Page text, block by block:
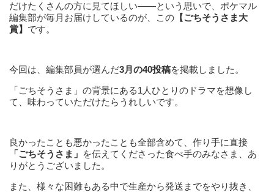
だけたくさんの方に見てほしい——という思いで、ポケマル
編集部が毎月お届けしているのが、この 【ごちそうさま大
賞】 です。
今回は、編集部員が選んだ3月の40投稿を掲載しました。
「ごちそうさま」の背景にある1人ひとりのドラマを想像し
て、味わっていただけたらうれしいです。
良かったことも悪かったことも全部含めて、作り手に直接
「ごちそうさま」 を伝えてくださった食べ手のみなさま、あ
りがとうございました。
また、様々な困難もある中で生産から発送までをやり抜き、